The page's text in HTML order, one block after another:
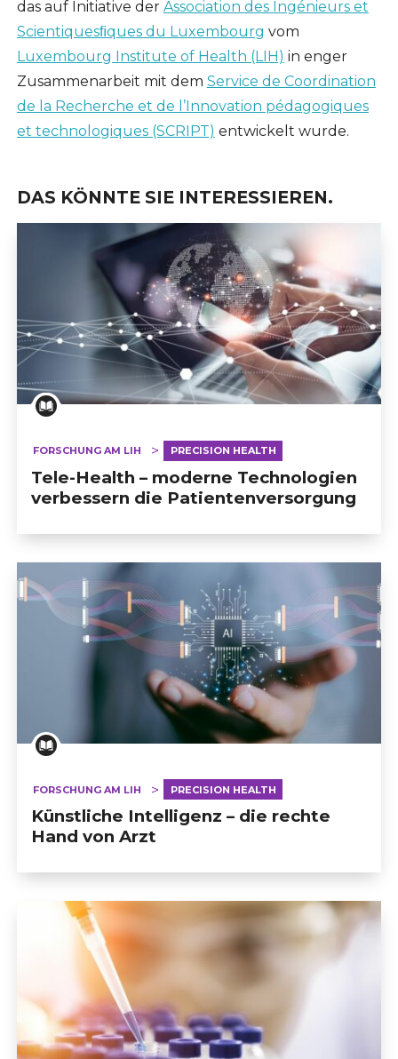
das auf Initiative der Association des Ingénieurs et
Scientiquesﬁques du Luxembourg vom
Luxembourg Institute of Health (LIH) in enger
Zusammenarbeit mit dem Service de Coordination
de la Recherche et de l’Innovation pédagogiques
et technologiques (SCRIPT) entwickelt wurde.
DAS KÖNNTE SIE INTERESSIEREN.
FORSCHUNG AM LIH PRECISION HEALTH
Tele-Health – moderne Technologien
verbessern die Patientenversorgung
FORSCHUNG AM LIH PRECISION HEALTH
Künstliche Intelligenz – die rechte
Hand von Arzt